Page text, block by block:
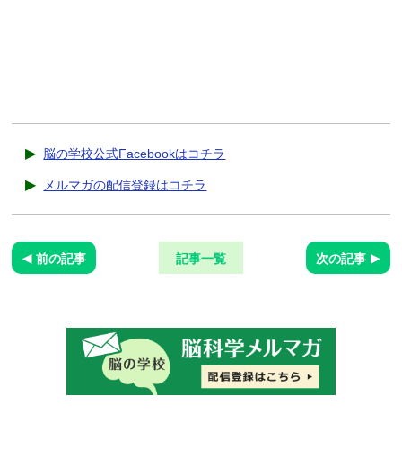
脳の学校公式Facebookはコチラ
メルマガの配信登録はコチラ
前の記事 記事一覧 次の記事